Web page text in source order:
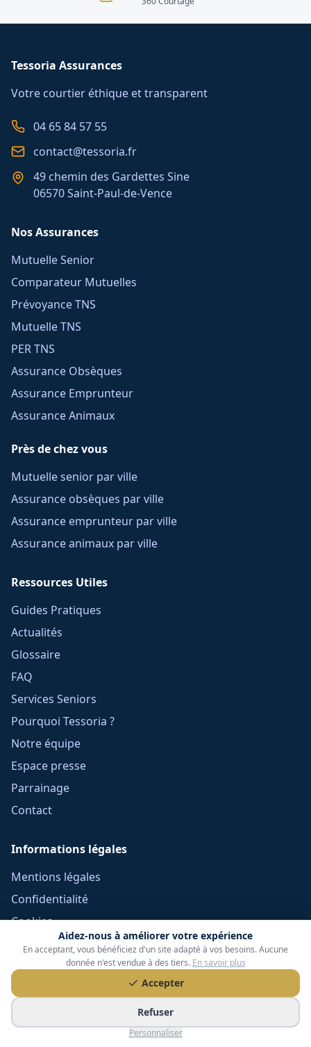
Aidez-nous à améliorer votre expérience
En acceptant, vous bénéficiez d'un site adapté à vos besoins. Aucune
donnée n'est vendue à des tiers. En savoir plus
Accepter
Refuser
Personnaliser
Tessoria Assurances
Votre courtier éthique et transparent
04 65 84 57 55
contact@tessoria.fr
49 chemin des Gardettes Sine
06570 Saint-Paul-de-Vence
Nos Assurances
Mutuelle Senior
Comparateur Mutuelles
Prévoyance TNS
Mutuelle TNS
PER TNS
Assurance Obsèques
Assurance Emprunteur
Assurance Animaux
Près de chez vous
Mutuelle senior par ville
Assurance obsèques par ville
Assurance emprunteur par ville
Assurance animaux par ville
Ressources Utiles
Guides Pratiques
Actualités
Glossaire
FAQ
Services Seniors
Pourquoi Tessoria ?
Notre équipe
Espace presse
Parrainage
Contact
Informations légales
Mentions légales
Confidentialité
Cookies
CGU
Réclamations
CGV Frais Courtage
Devoir de conseil